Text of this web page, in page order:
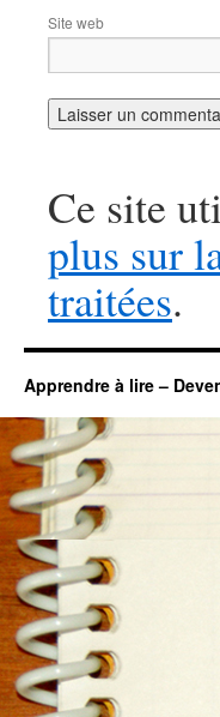
Site web
Ce site
plus sur
traitées.
Apprendre à lire –